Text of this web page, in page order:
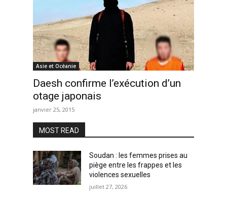
Asie et Océanie
Daesh confirme l’exécution d’un
otage japonais
janvier 25, 2015
MOST READ
Soudan : les femmes prises au
piège entre les frappes et les
violences sexuelles
juillet 27, 2026